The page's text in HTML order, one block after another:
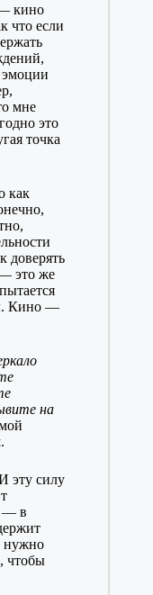
кино
что если
эмоции
мне
это
точка
как
доверять
это же
Кино —
на
эту силу
— в
нужно
чтобы